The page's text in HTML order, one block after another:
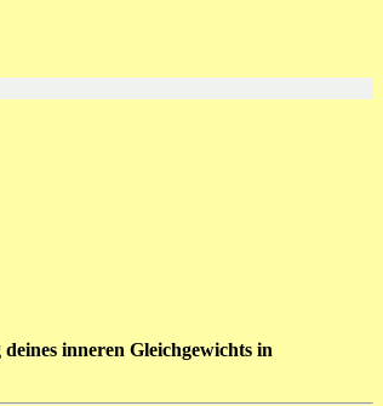
inneren Gleichgewichts in